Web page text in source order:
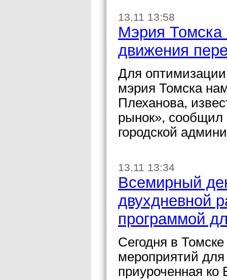
13.11 13:58
Мэрия Томска
движения
Для оптимизации
мэрия Томска
Плеханова,
рынок», сообщил
городской
13.11 13:34
Всемирный
двухдневной
программой
Сегодня в
мероприятий
приуроченная